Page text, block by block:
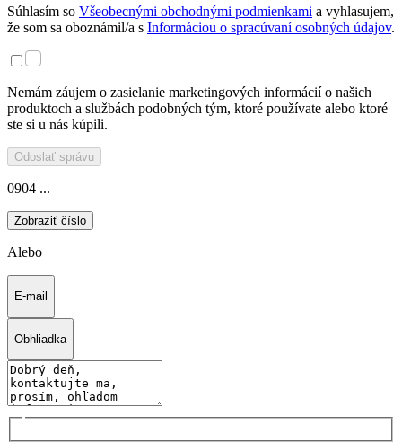
Súhlasím so Všeobecnými obchodnými podmienkami a vyhlasujem,
že som sa oboznámil/a s Informáciou o spracúvaní osobných údajov.
Nemám záujem o zasielanie marketingových informácií o našich
produktoch a službách podobných tým, ktoré používate alebo ktoré
ste si u nás kúpili.
Odoslať správu
0904 ...
Zobraziť číslo
Alebo
E-mail
Obhliadka